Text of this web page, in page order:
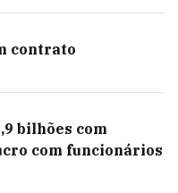
contrato
bilhões com
com funcionários